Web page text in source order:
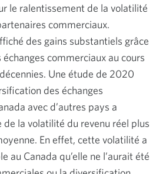
le ralentissement de la volatilité
commerciaux.
des gains substantiels grâce
échanges commerciaux au cours
Une étude de 2020
des échanges
avec d’autres pays a
de la volatilité du revenu réel plus
En effet, cette volatilité a
au Canada qu’elle ne l’aurait été